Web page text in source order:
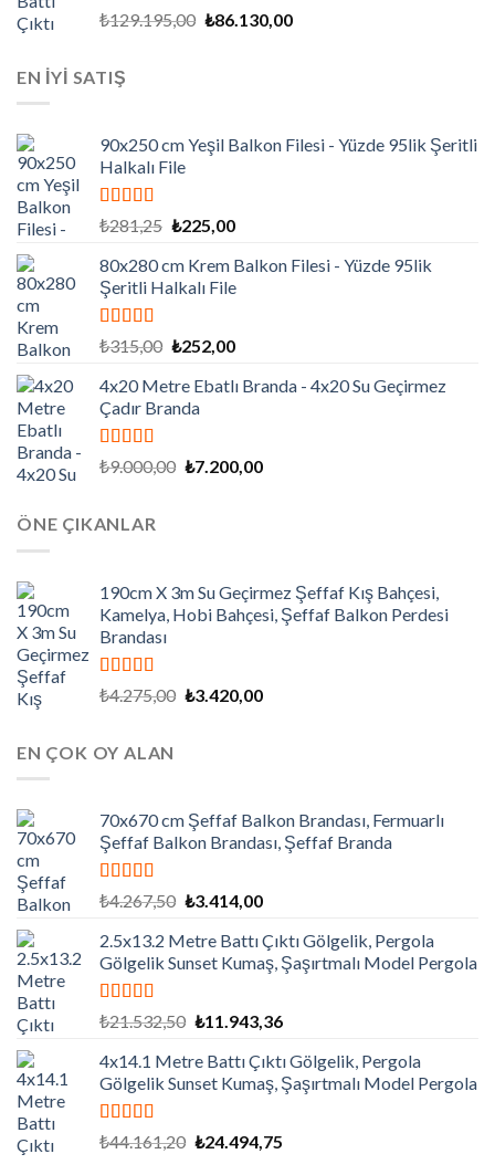
5 üzerinden
oy aldı
₺129.195,00 Orijinal
₺86.130,00Şu
EN İYİ SATIŞ
90x250 cm Yeşil Balkon Filesi - Yüzde 95lik Şeritli
Halkalı File
5 üzerinden
oy aldı
₺281,25 Orijinal
₺281,25.
₺225,00Şu
fiyat:
₺225,00.
80x280 cm Krem Balkon Filesi - Yüzde 95lik
Şeritli Halkalı File
5 üzerinden
oy aldı
₺315,00 Orijinal
₺315,00.
₺252,00Şu
fiyat:
4x20 Metre Ebatlı Branda - 4x20 Su Geçirmez
Çadır Branda
5 üzerinden
oy aldı
₺9.000,00 Orijinal
₺7.200,00Şu
ÖNE ÇIKANLAR
190cm X 3m Su Geçirmez Şeffaf Kış Bahçesi,
Kamelya, Hobi Bahçesi, Şeffaf Balkon Perdesi
Brandası
5 üzerinden
oy aldı
₺4.275,00 Orijinal
₺3.420,00Şu
EN ÇOK OY ALAN
70x670 cm Şeffaf Balkon Brandası, Fermuarlı
Şeffaf Balkon Brandası, Şeffaf Branda
5 üzerinden
oy aldı
₺4.267,50 Orijinal
₺4.267,50.
₺3.414,00Şu
fiyat:
₺3.414,00.
2.5x13.2 Metre Battı Çıktı Gölgelik, Pergola
Gölgelik Sunset Kumaş, Şaşırtmalı Model Pergola
5 üzerinden
oy aldı
₺21.532,50 Orijinal
₺21.532,50.
₺11.943,36Şu
fiyat:
₺11.943,36.
4x14.1 Metre Battı Çıktı Gölgelik, Pergola
Gölgelik Sunset Kumaş, Şaşırtmalı Model Pergola
5 üzerinden
oy aldı
₺44.161,20 Orijinal
₺24.494,75Şu